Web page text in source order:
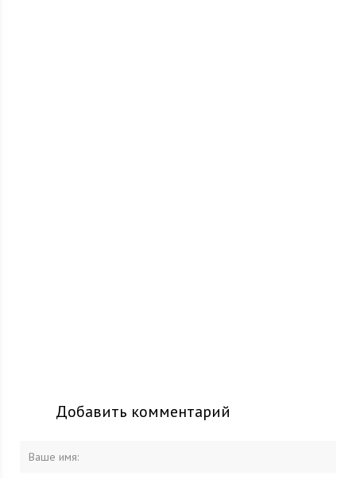
Добавить комментарий